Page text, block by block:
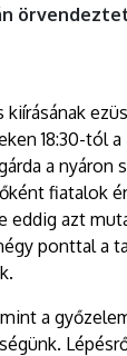
18:30-tól
a
fiatalok
eddig azt
ponttal a
a